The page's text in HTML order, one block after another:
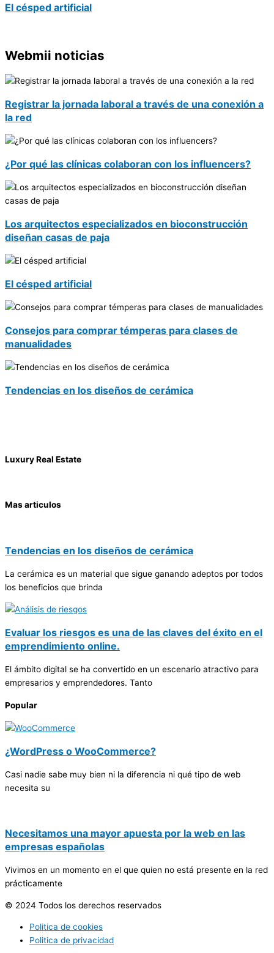
El césped artificial
Webmii noticias
Registrar la jornada laboral a través de una conexión a
la red
¿Por qué las clínicas colaboran con los influencers?
Los arquitectos especializados en bioconstrucción
diseñan casas de paja
El césped artificial
Consejos para comprar témperas para clases de
manualidades
Tendencias en los diseños de cerámica
Luxury Real Estate
Mas articulos
Tendencias en los diseños de cerámica
La cerámica es un material que sigue ganando adeptos por todos
los beneficios que brinda
Evaluar los riesgos es una de las claves del éxito en el
emprendimiento online.
El ámbito digital se ha convertido en un escenario atractivo para
empresarios y emprendedores. Tanto
Popular
¿WordPress o WooCommerce?
Casi nadie sabe muy bien ni la diferencia ni qué tipo de web
necesita su
Necesitamos una mayor apuesta por la web en las
empresas españolas
Vivimos en un momento en el que quien no está presente en la red
prácticamente
© 2024 Todos los derechos reservados
Politica de cookies
Politica de privacidad